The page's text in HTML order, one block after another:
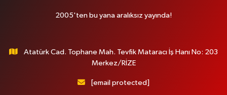
2005'ten bu yana aralıksız yayında!
Atatürk Cad. Tophane Mah. Tevfik Mataracı İş Hanı No: 203
Merkez/RİZE
[email protected]